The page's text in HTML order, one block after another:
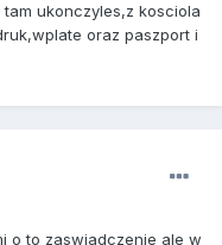
ukonczyles,z kosciola
oraz paszport i
o to zaswiadczenie ale w